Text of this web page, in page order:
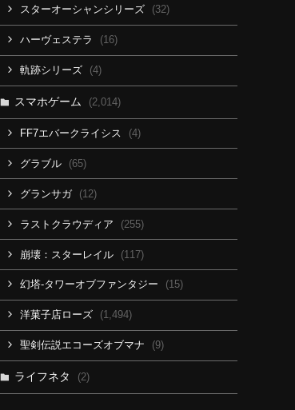
スターオーシャンシリーズ (32)
ハーヴェステラ (16)
軌跡シリーズ (4)
スマホゲーム (2,014)
FF7エバークライシス (4)
グラブル (65)
グランサガ (12)
ラストクラウディア (255)
崩壊：スターレイル (117)
幻塔-タワーオブファンタジー (15)
洋菓子店ローズ (1,494)
聖剣伝説エコーズオブマナ (9)
ライフネタ (2)